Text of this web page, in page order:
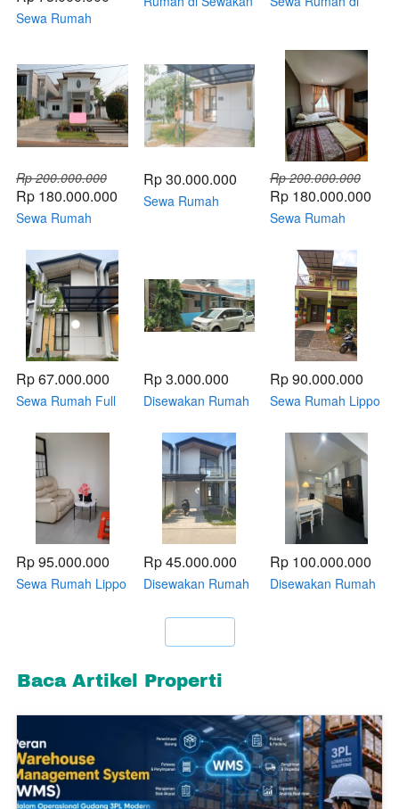
Sewa Rumah
Cikarang Full
Furnish - 3Kamar
Tidur Cluster
Cendana
Rapi Siap Huni
Cepat 3+1 Kamar
Tidur Full Furnish
75Juta Nego
Rp 200.000.000
Rp 180.000.000
Sewa Rumah
Lippo Cikarang 2
lantai 6 kamar
Tidur Rapi Siap
Huni Murah Full
Furnish
Rp 30.000.000
Sewa Rumah
Bisa Non Furnish
Rp 200.000.000
Rp 180.000.000
Sewa Rumah
Lippo Cikarang 5
kamar Tidur Rapi
Siap Huni Murah
Bisa Untuk Mess
Rp 67.000.000
Sewa Rumah Full
Cikarang Cluster
Uptown 2Waterfront
2 Kamar Tidur 2
Kamar Mandi
Rp 3.000.000
Disewakan Rumah
Cikarang Taman
Cibodas, 2KT 1KM,
AC bisa sewa
bulanan
Rp 90.000.000
Sewa Rumah Lippo
Furnish Cluster
Beverly
Rp 95.000.000
Sewa Rumah Lippo
Rp 45.000.000
Disewakan Rumah
Semi Furnish
Kamar Tidur Full
Rp 100.000.000
Disewakan Rumah
Baca Artikel Properti